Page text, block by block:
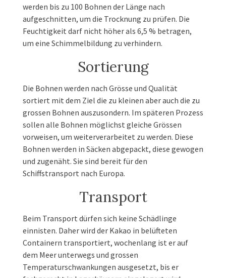
werden bis zu 100 Bohnen der Länge nach
aufgeschnitten, um die Trocknung zu prüfen. Die
Feuchtigkeit darf nicht höher als 6,5 % betragen,
um eine Schimmelbildung zu verhindern.
Sortierung
Die Bohnen werden nach Grösse und Qualität
sortiert mit dem Ziel die zu kleinen aber auch die zu
grossen Bohnen auszusondern. Im späteren Prozess
sollen alle Bohnen möglichst gleiche Grössen
vorweisen, um weiterverarbeitet zu werden. Diese
Bohnen werden in Säcken abgepackt, diese gewogen
und zugenäht. Sie sind bereit für den
Schiffstransport nach Europa.
Transport
Beim Transport dürfen sich keine Schädlinge
einnisten. Daher wird der Kakao in belüfteten
Containern transportiert, wochenlang ist er auf
dem Meer unterwegs und grossen
Temperaturschwankungen ausgesetzt, bis er